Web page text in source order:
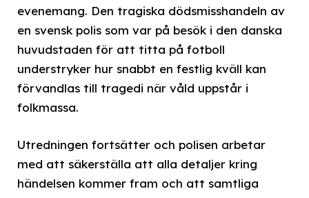
evenemang. Den tragiska dödsmisshandeln av
en svensk polis som var på besök i den danska
huvudstaden för att titta på fotboll
understryker hur snabbt en festlig kväll kan
förvandlas till tragedi när våld uppstår i
folkmassa.
Utredningen fortsätter och polisen arbetar
med att säkerställa att alla detaljer kring
händelsen kommer fram och att samtliga